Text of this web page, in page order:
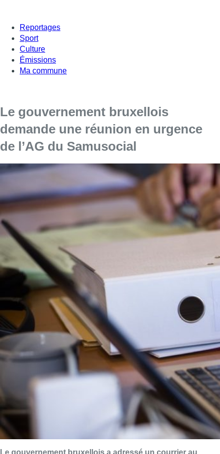
Reportages
Sport
Culture
Émissions
Ma commune
Le gouvernement bruxellois
demande une réunion en urgence
de l’AG du Samusocial
Le gouvernement bruxellois a adressé un courrier au